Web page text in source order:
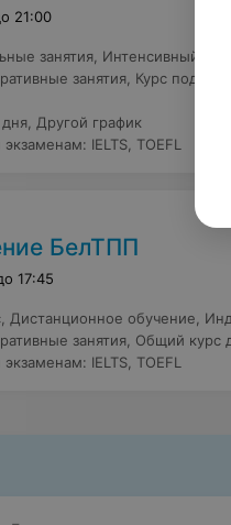
21:00
занятия Интенсивный
занятия Курс
Другой график
: IELTS TOEFL
БелТПП
17:45
Дистанционное обучение
занятия Общий курс
: IELTS TOEFL